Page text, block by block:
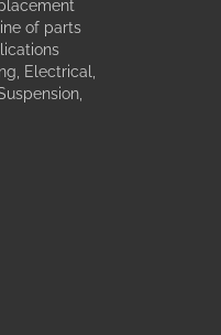
of parts
Electrical,